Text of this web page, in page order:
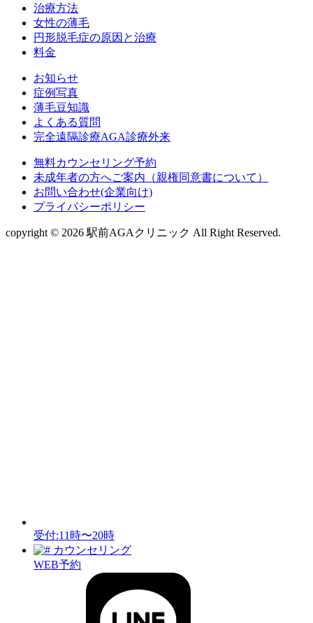
治療方法
女性の薄毛
円形脱毛症の原因と治療
料金
お知らせ
症例写真
薄毛豆知識
よくある質問
完全遠隔診療AGA診療外来
無料カウンセリング予約
未成年者の方へご案内（親権同意書について）
お問い合わせ(企業向け)
プライパシーポリシー
copyright © 2026 駅前AGAクリニック All Right Reserved.
受付:11時〜20時
カウンセリング
WEB予約